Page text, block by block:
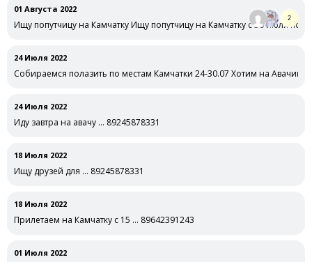
01 Августа 2022
Ищу попутчицу на Камчатку Ищу попутчицу на Камчатку с 30 июля по 10
2
24 Июля 2022
Собираемся полазить по местам Камчатки 24-30.07 Хотим на
24 Июля 2022
Иду завтра на авачу … 89245878331
18 Июля 2022
Ищу друзей для … 89245878331
18 Июля 2022
Прилетаем на Камчатку с 15 … 89642391243
01 Июля 2022